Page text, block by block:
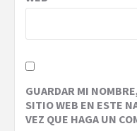
GUARDAR MI
SITIO WEB EN ESTE
VEZ QUE HAGA UN